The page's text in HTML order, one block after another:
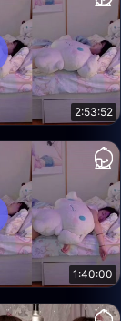
2:53:52
1:40:00